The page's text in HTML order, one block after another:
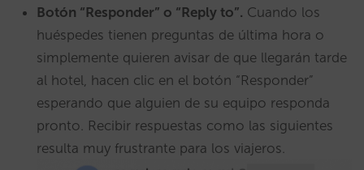
Botón “Responder” o “Reply to”. Cuando los
huéspedes tienen preguntas de última hora o
simplemente quieren avisar de que llegarán tarde
al hotel, hacen clic en el botón “Responder”
esperando que alguien de su equipo responda
pronto. Recibir respuestas como las siguientes
resulta muy frustrante para los viajeros.